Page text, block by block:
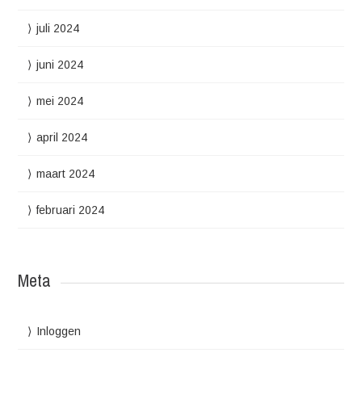
juli 2024
juni 2024
mei 2024
april 2024
maart 2024
februari 2024
Meta
Inloggen